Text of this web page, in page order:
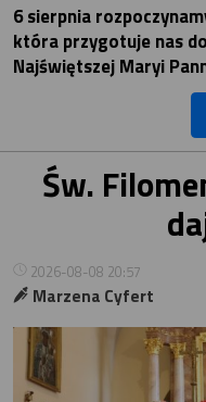
6 sierpnia
która przygotuje nas
Najświętszej Maryi
Św.
2026-08-08 20:57
Marzena Cyfert